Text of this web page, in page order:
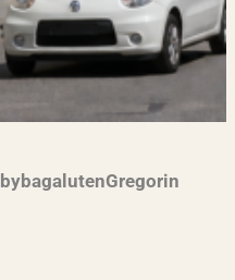
bybagalutenGregorin